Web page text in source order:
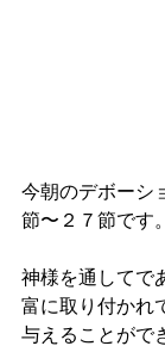
今朝のデボーシ
節〜２７節です。
神様を通してで
富に取り付かれ
与えることがで